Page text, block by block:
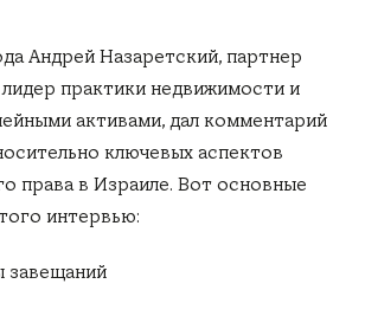
Андрей Назаретский, партнер
практики недвижимости и
активами, дал комментарий
ключевых аспектов
права в Израиле. Вот основные
интервью:
завещаний